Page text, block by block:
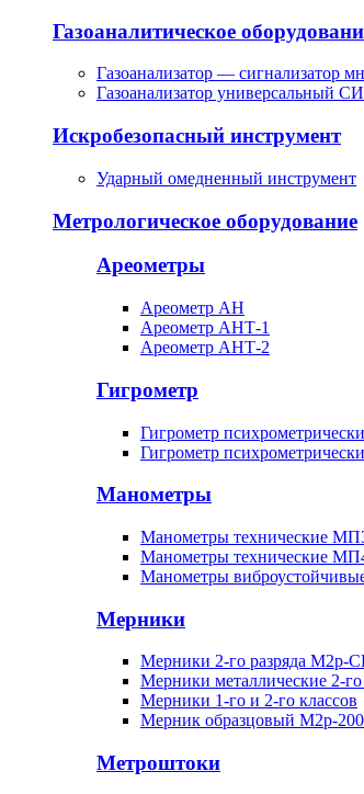
Газоаналитическое
Газоанализатор — сигнализатор
Газоанализатор универсальный
Искробезопасный инструмент
Ударный омедненный инструмент
Метрологическое оборудование
Ареометры
Ареометр АН
Ареометр АНТ-1
Ареометр АНТ-2
Гигрометр
Гигрометр
Гигрометр
Манометры
Манометры технические
Манометры технические
Манометры
Мерники
Мерники 2-го разряда М2р-
Мерники металлические 2-го
Мерники 1-го и 2-го классов
Мерник образцовый М2р-
Метроштоки